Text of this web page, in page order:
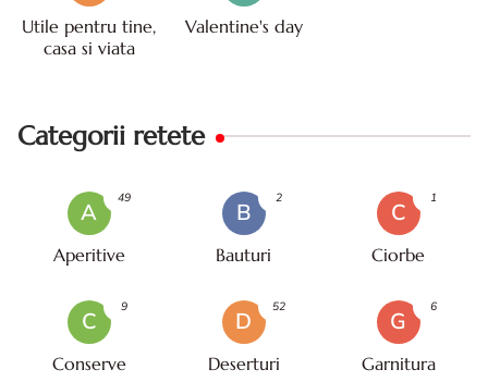
Utile pentru tine,
casa si viata
Valentine's day
Categorii retete
A
Aperitive
49
B
Bauturi
2
C
Ciorbe
1
C
Conserve
9
D
Deserturi
52
G
Garnitura
6